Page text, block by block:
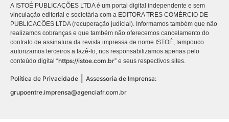
A ISTOÉ PUBLICAÇÕES LTDA é um portal digital independente e sem
vinculação editorial e societária com a EDITORA TRES COMÉRCIO DE
PUBLICACÕES LTDA (recuperação judicial). Informamos também que não
realizamos cobranças e que também não oferecemos cancelamento do
contrato de assinatura da revista impressa de nome ISTOÉ, tampouco
autorizamos terceiros a fazê-lo, nos responsabilizamos apenas pelo
conteúdo digital “https://istoe.com.br” e seus respectivos sites.
Política de Privacidade
Assessoria de Imprensa:
grupoentre.imprensa@agenciafr.com.br